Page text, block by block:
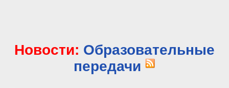
Новости: Образовательные
передачи